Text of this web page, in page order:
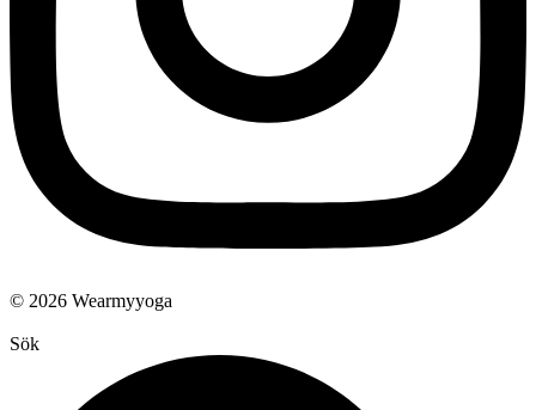
© 2026 Wearmyyoga
Sök